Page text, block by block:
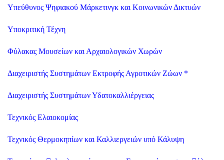
Υπεύθυνος Ψηφιακού Μάρκετινγκ και Κοινωνικών Δικτυών
Υποκριτική Τέχνη
Φύλακας Μουσείων και Αρχαιολογικών Χωρών
Διαχειριστής Συστημάτων Εκτροφής Αγροτικών Ζώων *
Διαχειριστής Συστημάτων Υδατοκαλλιέργειας
Τεχνικός Ελαιοκομίας
Τεχνικός Θερμοκηπίων και Καλλιεργειών υπό Κάλυψη